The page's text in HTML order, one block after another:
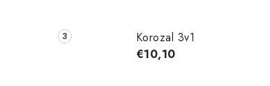
Korozal 3v1
€10,10